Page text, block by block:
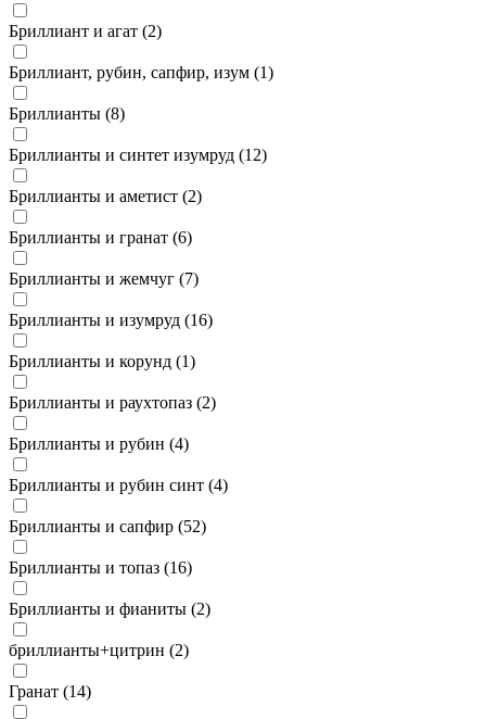
Бриллиант и агат (2)
Бриллиант, рубин, сапфир, изум (1)
Бриллианты (8)
Бриллианты и синтет изумруд (12)
Бриллианты и аметист (2)
Бриллианты и гранат (6)
Бриллианты и жемчуг (7)
Бриллианты и изумруд (16)
Бриллианты и корунд (1)
Бриллианты и раухтопаз (2)
Бриллианты и рубин (4)
Бриллианты и рубин синт (4)
Бриллианты и сапфир (52)
Бриллианты и топаз (16)
Бриллианты и фианиты (2)
бриллианты+цитрин (2)
Гранат (14)